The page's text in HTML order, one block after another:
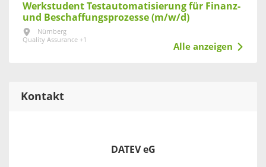
Werkstudent Testautomatisierung für Finanz-
und Beschaffungsprozesse (m/w/d)
Nürnberg
Quality Assurance +1
Alle anzeigen
Kontakt
DATEV eG